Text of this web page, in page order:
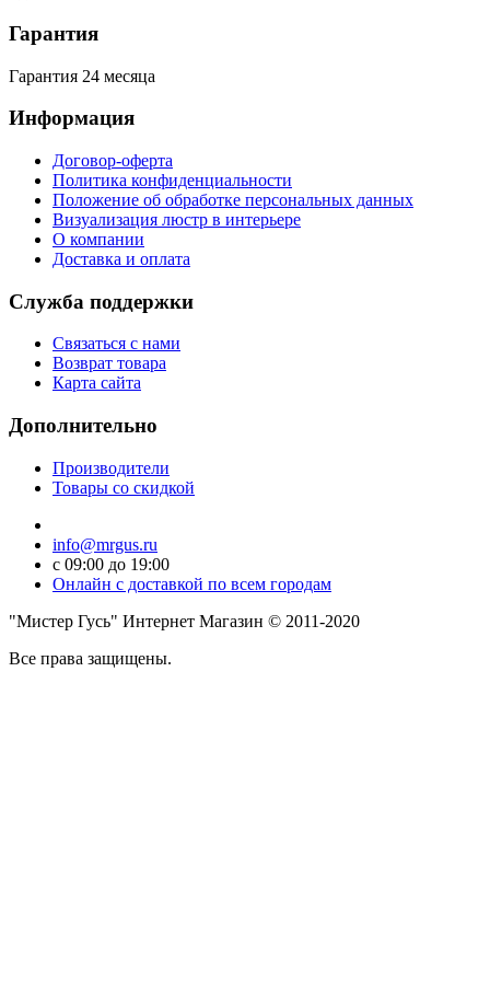
Гарантия
Гарантия 24 месяца
Информация
Договор-оферта
Политика конфиденциальности
Положение об обработке персональных данных
Визуализация люстр в интерьере
О компании
Доставка и оплата
Служба поддержки
Связаться с нами
Возврат товара
Карта сайта
Дополнительно
Производители
Товары со скидкой
info@mrgus.ru
с 09:00 до 19:00
Онлайн с доставкой по всем городам
"Мистер Гусь" Интернет Магазин © 2011-2020
Все права защищены.